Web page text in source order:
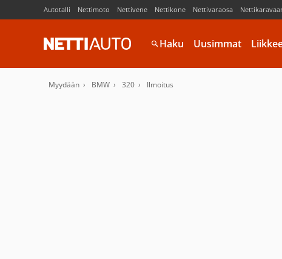
Autotalli Nettimoto Nettivene Nettikone Nettivaraosa
Haku Uusimmat
Myydään BMW 320 Ilmoitus